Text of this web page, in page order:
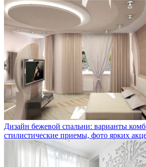
Дизайн бежевой спальни: варианты
стилистические приемы, фото ярких